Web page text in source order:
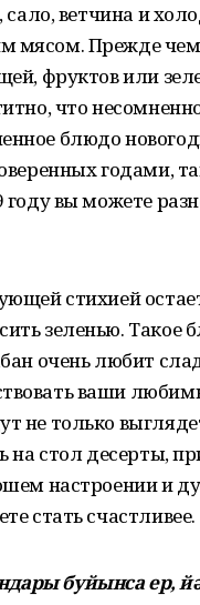
сало, ветчина и
мясом. Прежде
фруктов или
что
блюдо
годами,
вы можете
стихией
зеленью. Такое
очень любит
ваши
не только
на стол десерты,
настроении и
стать счастливее.
буйынса ер,